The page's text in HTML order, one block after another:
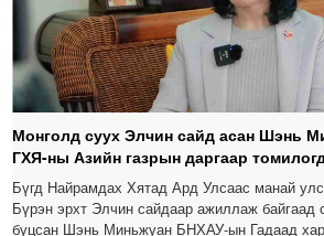
Монголд суух Элчин сайд асан Шэнь
ГХЯ-ны Азийн газрын даргаар
Бүгд Найрамдах Хятад Ард Улсаас манай
Бүрэн эрхт Элчин сайдаар ажиллаж байгаад
буцсан Шэнь Миньжуан БНХАУ-ын Гадаад